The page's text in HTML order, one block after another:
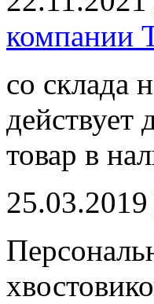
компании
со склада
действует
товар в
25.03.2019